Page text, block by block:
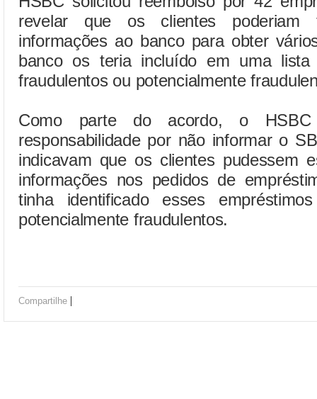
revelar que os clientes poderiam
informações ao banco para obter
banco os teria incluído em uma lista
fraudulentos ou potencialmente
Como parte do acordo, o
responsabilidade por não informar o
indicavam que os clientes pudessem
informações nos pedidos de
tinha identificado esses
potencialmente fraudulentos.
Compartilhe |